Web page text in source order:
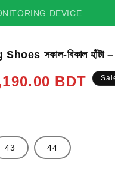
DEVICE
সকাল-বিকাল হাঁটা –
BDT
43 44